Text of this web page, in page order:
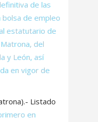
de las
de empleo
estatutario de
del
y León, así
en vigor de
Listado
en